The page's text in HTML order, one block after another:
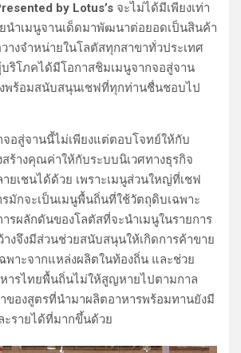
by Lotus’s จะไม่ได้มีเพียงเท่า
นำเมนูจานเด็ดมาพัฒนาต่อยอดเป็นสินค้า
างจำหน่ายในโลตัสทุกสาขาทั่วประเทศ
ริโภคได้มีโอกาสชิมเมนูจากจอสู่จาน
พร้อมสนับสนุนเชฟที่ทุกท่านชื่นชอบไป
จอสู่จานนี้ไม่เพียงแต่ตอบโจทย์ให้กับ
ร้างคุณค่าให้กับระบบนิเวศทางธุรกิจ
ยเชนได้ด้วย เพราะเมนูส่วนใหญ่ที่เชฟ
มักจะเป็นเมนูพื้นถิ่นที่ใช้วัตถุดิบเฉพาะ
รผลักดันของโลตัสที่จะนำเมนูในรายการ
างจึงมีส่วนช่วยสนับสนุนให้เกิดการค้าขาย
พาะจากแหล่งผลิตในท้องถิ่น และช่วย
หารไทยพื้นถิ่นไม่ให้สูญหายไปตามกาล
าของสูตรที่นำมาผลิตอาหารพร้อมทานยังมี
ะรายได้ที่มากขึ้นด้วย